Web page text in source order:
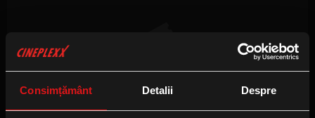
Consimțământ Detalii Despre
Nu sunt sesiuni disponibile